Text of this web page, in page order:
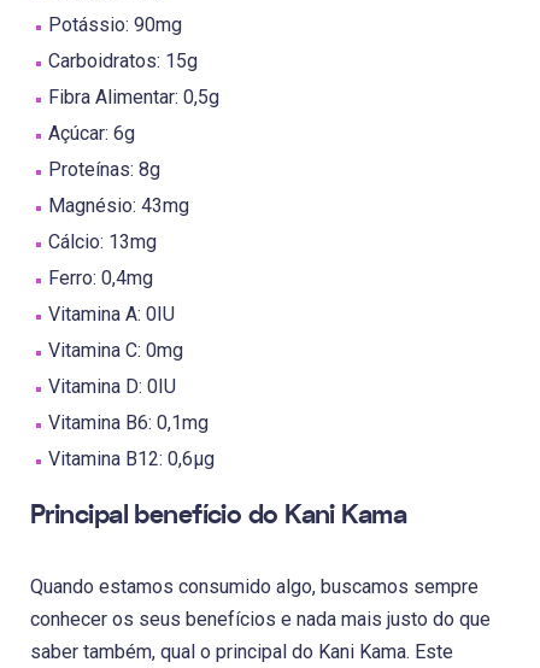
Potássio: 90mg
Carboidratos: 15g
Fibra Alimentar: 0,5g
Açúcar: 6g
Proteínas: 8g
Magnésio: 43mg
Cálcio: 13mg
Ferro: 0,4mg
Vitamina A: 0IU
Vitamina C: 0mg
Vitamina D: 0IU
Vitamina B6: 0,1mg
Vitamina B12: 0,6µg
Principal benefício do Kani Kama
Quando estamos consumido algo, buscamos sempre
conhecer os seus benefícios e nada mais justo do que
saber também, qual o principal do Kani Kama. Este